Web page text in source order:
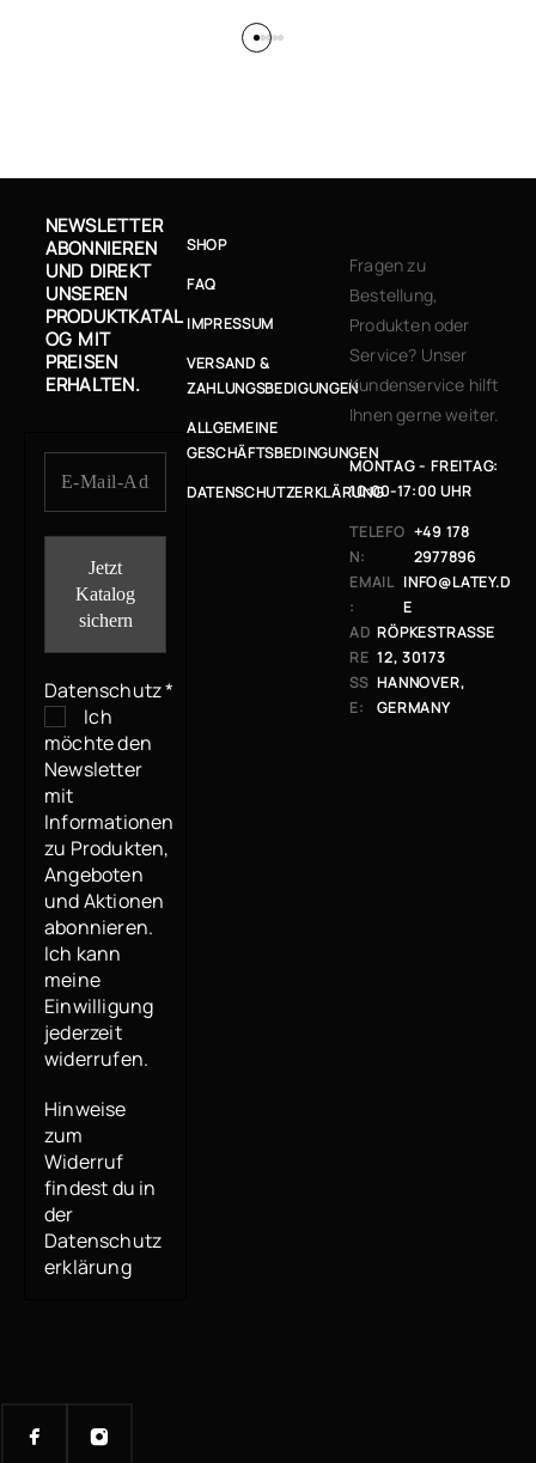
NEWSLETTER
ABONNIEREN
UND DIREKT
UNSEREN
PRODUKTKATAL
OG MIT
PREISEN
ERHALTEN.
Datenschutz*
Ich
möchte den
Newsletter
mit
Informationen
zu Produkten,
Angeboten
und Aktionen
abonnieren.
Ich kann
meine
Einwilligung
jederzeit
widerrufen.
Hinweise
zum
Widerruf
findest du in
der
Datenschutz
erklärung
SHOP
FAQ
IMPRESSUM
VERSAND &
ZAHLUNGSBEDIGUNGEN
ALLGEMEINE
GESCHÄFTSBEDINGUNGEN
DATENSCHUTZERKLÄRUNG
Fragen zu
Bestellung,
Produkten oder
Service? Unser
Kundenservice hilft
Ihnen gerne weiter.
MONTAG - FREITAG:
10:00-17:00 UHR
TELEFO
N:
+49 178
2977896
EMAIL
:
INFO@LATEY.D
E
AD
RE
SS
E:
RÖPKESTRASSE 1
2, 30173 H
ANNOVER, G
ERMANY